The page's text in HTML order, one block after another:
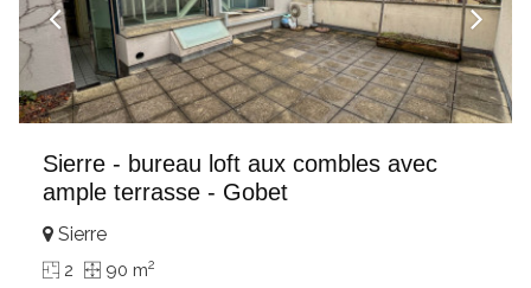
Sierre - bureau loft aux combles avec
ample terrasse - Gobet
Sierre
2 90 m2